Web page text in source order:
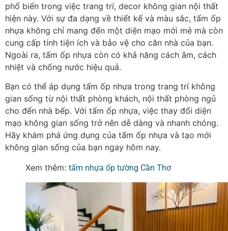
phổ biến trong việc trang trí, decor không gian nội thất
hiện này. Với sự đa dạng về thiết kế và màu sắc, tấm ốp
nhựa không chỉ mang đến một diện mạo mới mẻ mà còn
cung cấp tính tiện ích và bảo vệ cho căn nhà của bạn.
Ngoài ra, tấm ốp nhựa còn có khả năng cách âm, cách
nhiệt và chống nước hiệu quả.
Bạn có thể áp dụng tấm ốp nhựa trong trang trí không
gian sống từ nội thất phòng khách, nội thất phòng ngủ
cho đến nhà bếp. Với tấm ốp nhựa, việc thay đổi diện
mạo không gian sống trở nên dễ dàng và nhanh chóng.
Hãy khám phá ứng dụng của tấm ốp nhựa và tạo mới
không gian sống của bạn ngay hôm nay.
Xem thêm: tấm nhựa ốp tường Cần Thơ